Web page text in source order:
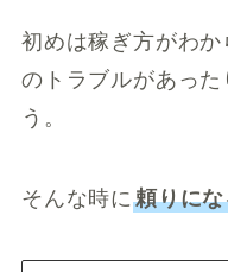
初めは稼ぎ方がわ
のトラブルがあった
う。
そんな時に 頼りに